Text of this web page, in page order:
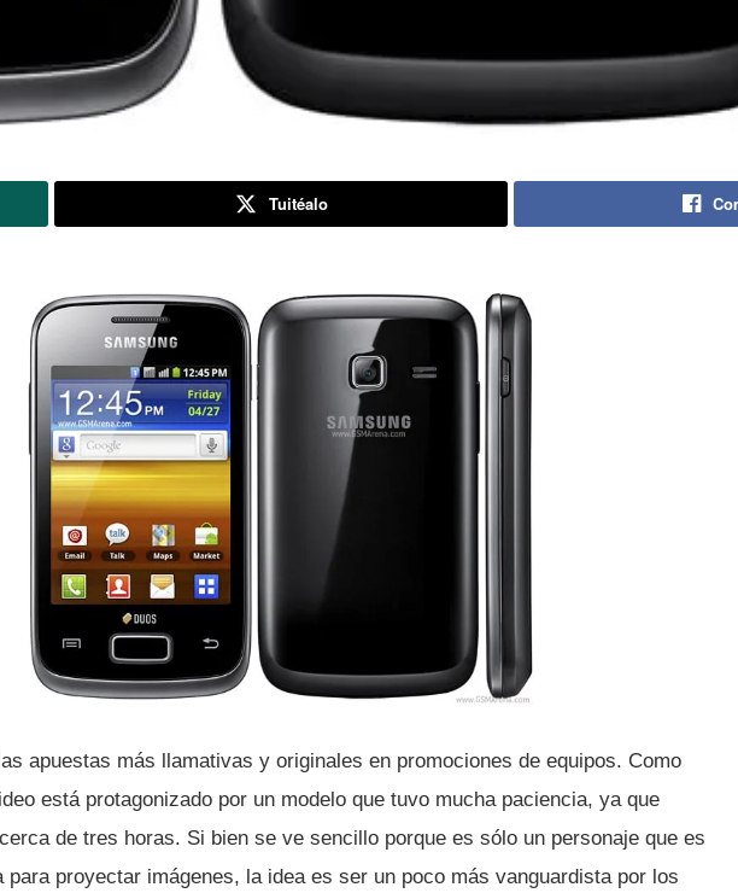
Tuitéalo
apuestas más llamativas y originales en promociones de equipos. Como
está protagonizado por un modelo que tuvo mucha paciencia, ya que
de tres horas. Si bien se ve sencillo porque es sólo un personaje que es
para proyectar imágenes, la idea es ser un poco más vanguardista por los